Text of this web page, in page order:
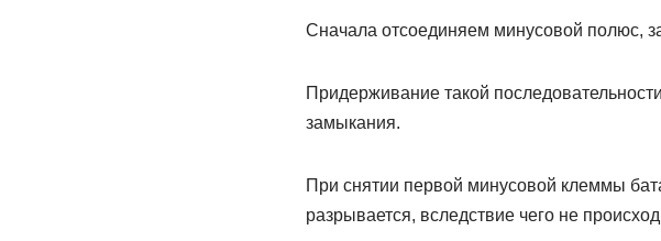
Сначала отсоединяем минусовой полюс,
Придерживание такой
замыкания.
При снятии первой минусовой клеммы
разрывается, вследствие чего не